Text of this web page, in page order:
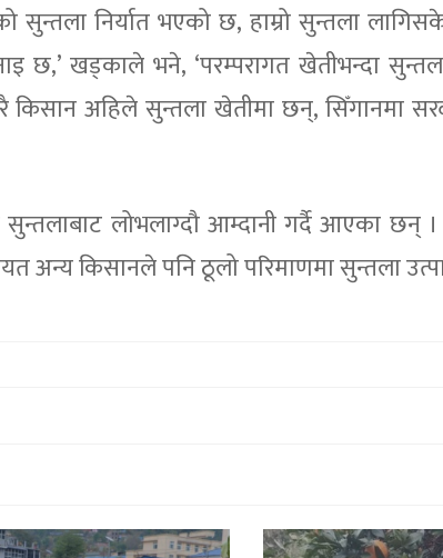
सुन्तला निर्यात भएको छ, हाम्रो सुन्तला
छ,’ खड्काले भने, ‘परम्परागत खेतीभन्दा
किसान अहिले सुन्तला खेतीमा छन्, सिँगानमा
लोभलाग्दौ आम्दानी गर्दै आएका छन्
अन्य किसानले पनि ठूलो परिमाणमा सुन्तला